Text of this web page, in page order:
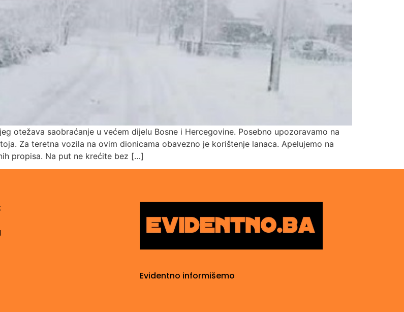
otežava saobraćanje u većem dijelu Bosne i Hercegovine. Posebno upozoravamo na
Za teretna vozila na ovim dionicama obavezno je korištenje lanaca. Apelujemo na
propisa. Na put ne krećite bez […]
Evidentno informišemo